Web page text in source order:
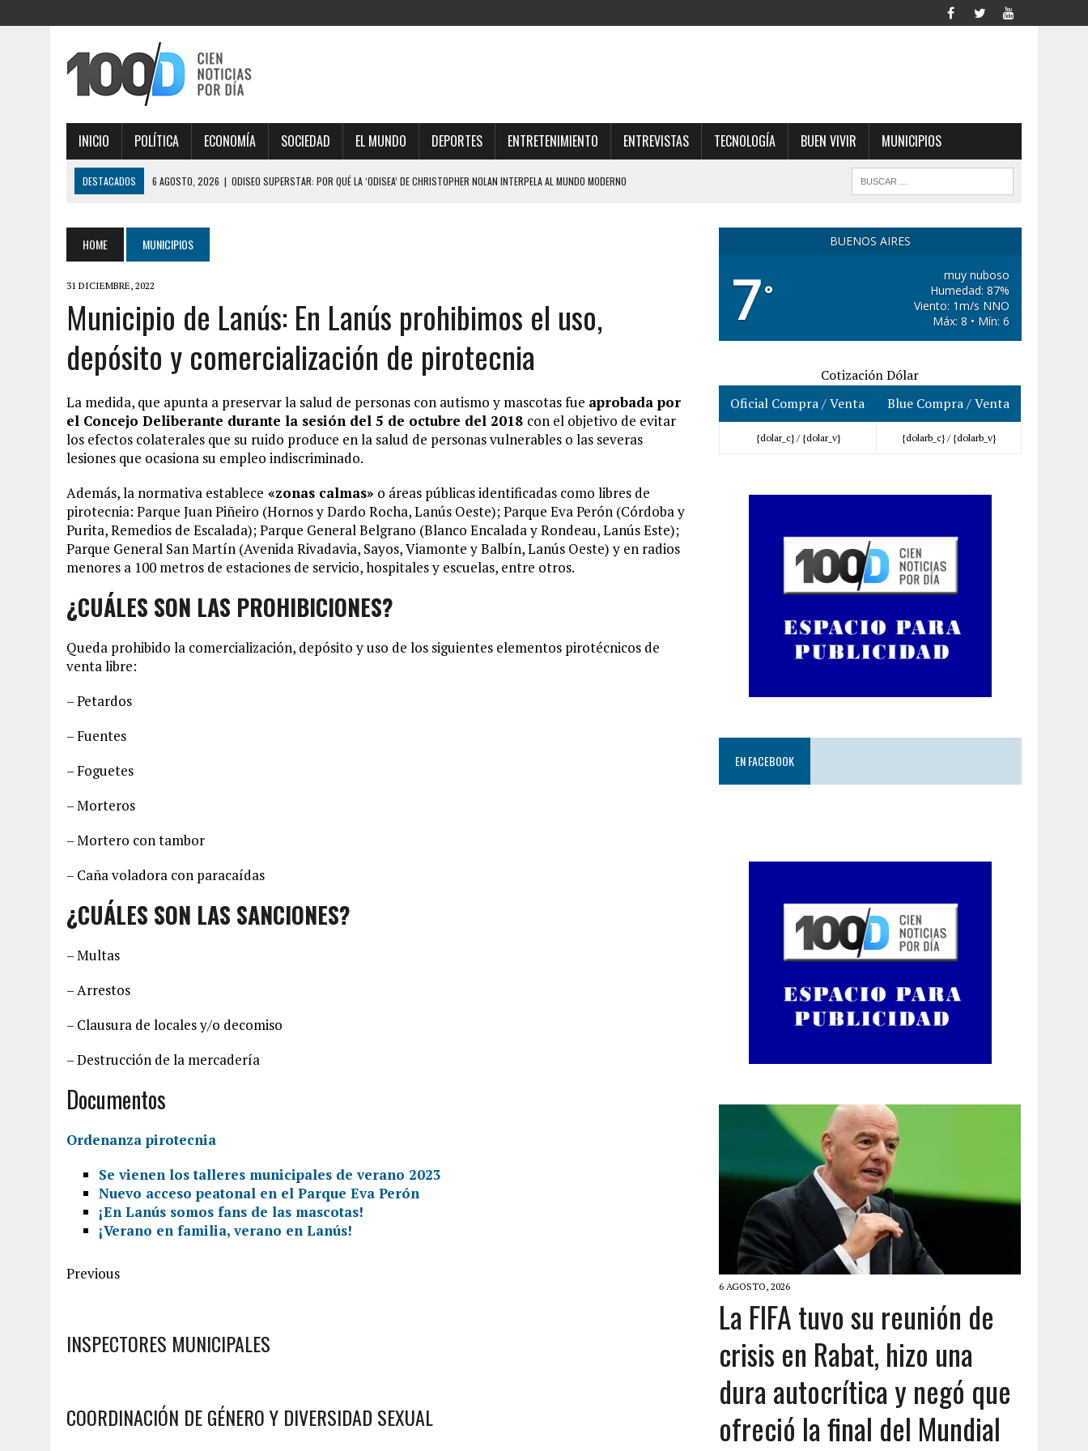
INICIO POLÍTICA ECONOMÍA SOCIEDAD EL MUNDO DEPORTES ENTRETENIMIENTO ENTREVISTAS TECNOLOGÍA BUEN VIVIR MUNICIPIOS
DESTACADOS 6 AGOSTO, 2026 | ODISEO SUPERSTAR: POR QUÉ LA ‘ODISEA’ DE CHRISTOPHER NOLAN INTERPELA AL MUNDO MODERNO
6 AGOSTO, 2026 | TRES GOBERNADORES INFLUYERON EN EL SENADO Y LE DIERON EL GOLPE DE GRACIA A LA EXTRANJERIZACIÓN DE TIERRAS
6 AGOSTO, 2026
MARRUECOS POR APOYO
HOME MUNICIPIOS
31 DICIEMBRE, 2022
Municipio de Lanús: En Lanús prohibimos el uso,
depósito y comercialización de pirotecnia
La medida, que apunta a preservar la salud de personas con autismo y mascotas fue aprobada por
el Concejo Deliberante durante la sesión del 5 de octubre del 2018 con el objetivo de evitar
los efectos colaterales que su ruido produce en la salud de personas vulnerables o las severas
lesiones que ocasiona su empleo indiscriminado.
Además, la normativa establece «zonas calmas» o áreas públicas identificadas como libres de
pirotecnia: Parque Juan Piñeiro (Hornos y Dardo Rocha, Lanús Oeste); Parque Eva Perón (Córdoba y
Purita, Remedios de Escalada); Parque General Belgrano (Blanco Encalada y Rondeau, Lanús Este);
Parque General San Martín (Avenida Rivadavia, Sayos, Viamonte y Balbín, Lanús Oeste) y en radios
menores a 100 metros de estaciones de servicio, hospitales y escuelas, entre otros.
¿CUÁLES SON LAS PROHIBICIONES?
Queda prohibido la comercialización, depósito y uso de los siguientes elementos pirotécnicos de
venta libre:
– Petardos
– Fuentes
– Foguetes
– Morteros
– Mortero con tambor
– Caña voladora con paracaídas
¿CUÁLES SON LAS SANCIONES?
– Multas
– Arrestos
– Clausura de locales y/o decomiso
– Destrucción de la mercadería
Documentos
Ordenanza pirotecnia
Se vienen los talleres municipales de verano 2023
Nuevo acceso peatonal en el Parque Eva Perón
¡En Lanús somos fans de las mascotas!
¡Verano en familia, verano en Lanús!
Previous
INSPECTORES MUNICIPALES
COORDINACIÓN DE GÉNERO Y DIVERSIDAD SEXUAL
BUENOS AIRES
7°
muy nuboso
Humedad: 87%
Viento: 1m/s NNO
Máx: 8 • Mín: 6
Cotización Dólar
Oficial Compra / Venta
Blue Compra / Venta
{dolar_c} / {dolar_v} {dolarb_c} / {dolarb_v}
EN FACEBOOK
6 AGOSTO, 2026
La FIFA tuvo su reunión de
crisis en Rabat, hizo una
dura autocrítica y negó que
ofreció la final del Mundial